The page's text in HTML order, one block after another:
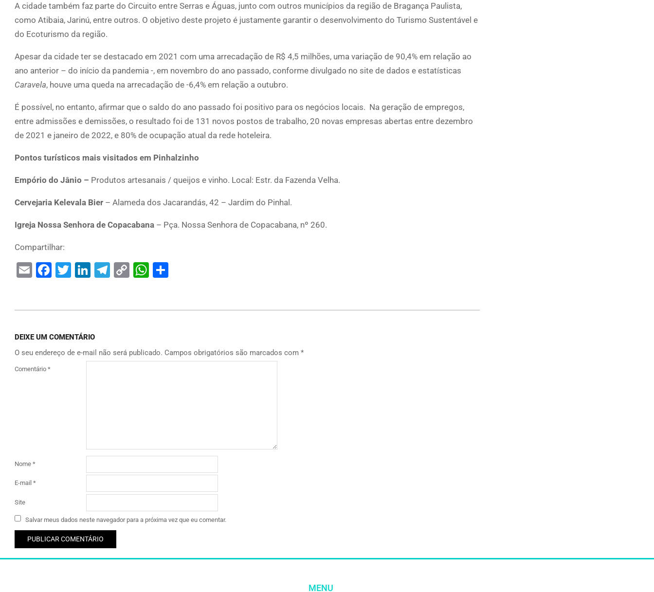
A cidade também faz parte do Circuito entre Serras e Águas, junto com outros municípios da região de Bragança Paulista,
como Atibaia, Jarinú, entre outros. O objetivo deste projeto é justamente garantir o desenvolvimento do Turismo Sustentável e
do Ecoturismo da região.
Apesar da cidade ter se destacado em 2021 com uma arrecadação de R$ 4,5 milhões, uma variação de 90,4% em relação ao
ano anterior – do início da pandemia -, em novembro do ano passado, conforme divulgado no site de dados e estatísticas
Caravela, houve uma queda na arrecadação de -6,4% em relação a outubro.
É possível, no entanto, afirmar que o saldo do ano passado foi positivo para os negócios locais. Na geração de empregos,
entre admissões e demissões, o resultado foi de 131 novos postos de trabalho, 20 novas empresas abertas entre dezembro
de 2021 e janeiro de 2022, e 80% de ocupação atual da rede hoteleira.
Pontos turísticos mais visitados em Pinhalzinho
Empório do Jânio – Produtos artesanais / queijos e vinho. Local: Estr. da Fazenda Velha.
Cervejaria Kelevala Bier – Alameda dos Jacarandás, 42 – Jardim do Pinhal.
Igreja Nossa Senhora de Copacabana – Pça. Nossa Senhora de Copacabana, nº 260.
Compartilhar:
EmailFacebook
Twitter
LinkedIn
Telegram
CopyWhatsApp
DEIXE UM COMENTÁRIO
O seu endereço de e-mail não será publicado. Campos obrigatórios são marcados com *
Comentário *
Nome *
E-mail *
Site
Salvar meus dados neste navegador para a próxima vez que eu comentar.
MENU